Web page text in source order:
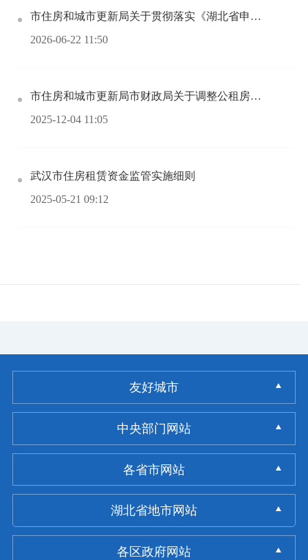
市住房和城市更新局关于贯彻落实《湖北省申请 公租房“一件事”流程再造方案》的通知
2026-06-22 11:50
市住房和城市更新局市财政局关于调整公租房保障家庭收人分档标准的通知
2025-12-04 11:05
武汉市住房租赁资金监管实施细则
2025-05-21 09:12
友好城市
中央部门网站
各省市网站
湖北省地市网站
各区政府网站